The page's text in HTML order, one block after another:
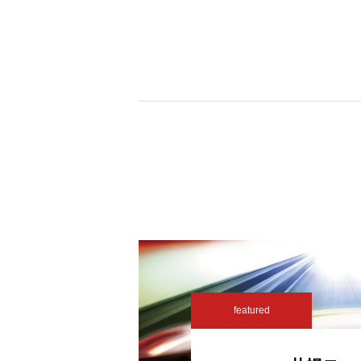
featured